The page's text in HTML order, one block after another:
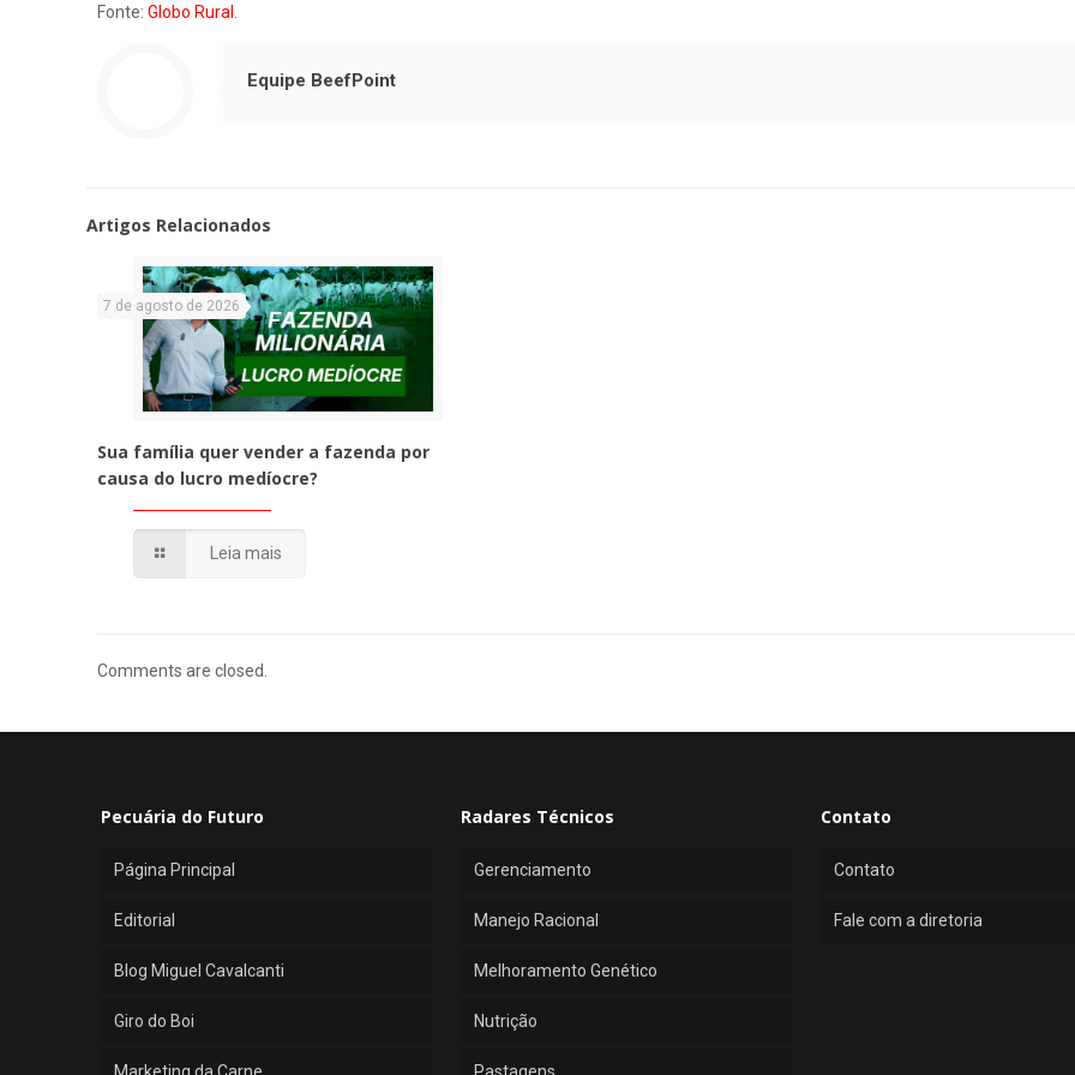
Fonte:Globo Rural
Equipe BeefPoint
Artigos Relacionados
7 de agosto de 2026
Sua família quer vender a fazenda por
causa do lucro medíocre?
Leia mais
Comments are closed.
Pecuária do Futuro
Página Principal
Editorial
Blog Miguel Cavalcanti
Giro do Boi
Radares Técnicos
Gerenciamento
Manejo Racional
Melhoramento Genético
Nutrição
Contato
Contato
Fale com a diretoria